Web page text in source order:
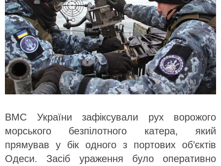
ВМС України зафіксували рух ворожого
морського безпілотного катера, який
прямував у бік одного з портових об’єктів
Одеси. Засіб ураження було оперативно